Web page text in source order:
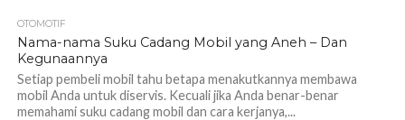
OTOMOTIF
Nama-nama Suku Cadang Mobil yang Aneh – Dan
Kegunaannya
Setiap pembeli mobil tahu betapa menakutkannya membawa
mobil Anda untuk diservis. Kecuali jika Anda benar-benar
memahami suku cadang mobil dan cara kerjanya,...